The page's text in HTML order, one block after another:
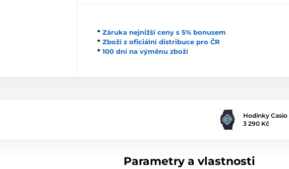
* Záruka nejnižší ceny s 5% bonusem
* Zboží z oficiální distribuce pro ČR
* 100 dní na výměnu zboží
Hodinky Casio
3 290 Kč
Parametry a vlastnosti